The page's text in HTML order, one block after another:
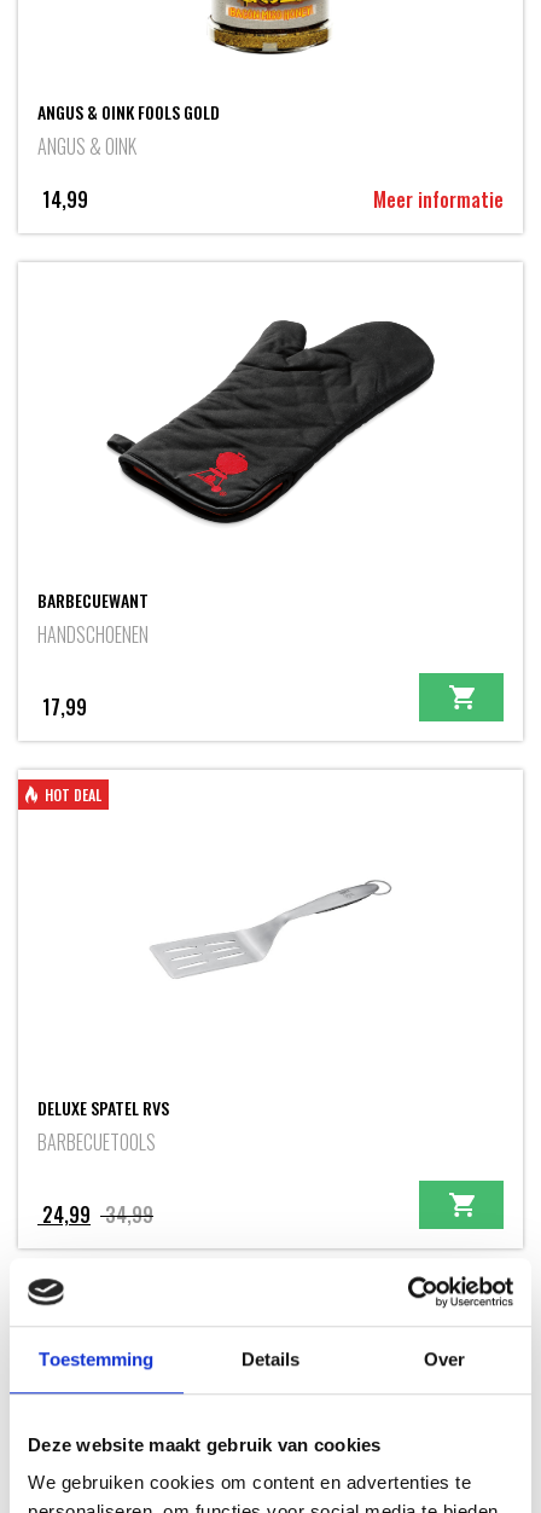
Toestemming Details Over
Deze website maakt gebruik van cookies
We gebruiken cookies om content en advertenties te
ANGUS & OINK FOOLS GOLD
ANGUS & OINK
14,99
Meer informatie
BARBECUEWANT
HANDSCHOENEN
17,99
HOT DEAL
DELUXE SPATEL RVS
BARBECUETOOLS
34,99Oorspronkelijke
prijs
24,99
Huidige
prijs
+ GRATIS EXTRA'S HOT DEAL